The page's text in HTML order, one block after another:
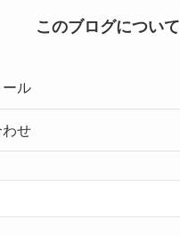
このブログについて
ル
せ